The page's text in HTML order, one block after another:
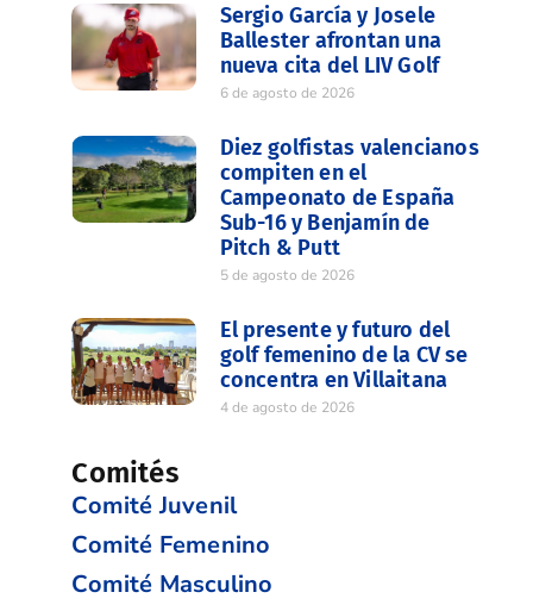
Sergio García y Josele
Ballester afrontan una
nueva cita del LIV Golf
6 de agosto de 2026
Diez golfistas valencianos
compiten en el
Campeonato de España
Sub-16 y Benjamín de
Pitch & Putt
5 de agosto de 2026
El presente y futuro del
golf femenino de la CV se
concentra en Villaitana
4 de agosto de 2026
Comités
Comité Juvenil
Comité Femenino
Comité Masculino